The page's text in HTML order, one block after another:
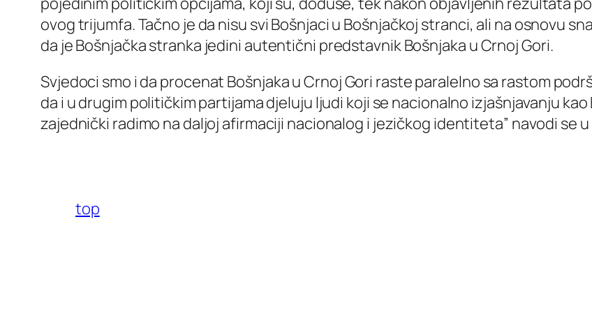
ovog trijumfa. Tačno je da nisu svi Bošnjaci u Bošnjačkoj stranci, ali na osnovu
da je Bošnjačka stranka jedini autentični predstavnik Bošnjaka u Crnoj Gori.
Svjedoci smo i da procenat Bošnjaka u Crnoj Gori raste paralelno sa rastom
da i u drugim političkim partijama djeluju ljudi koji se nacionalno izjašnjavanju
zajednički radimo na daljoj afirmaciji nacionalog i jezičkog identiteta” navodi se u
top